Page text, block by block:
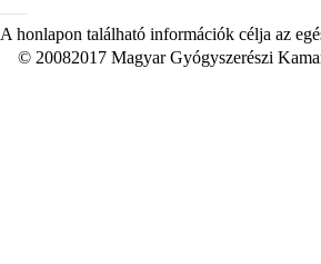
A honlapon található információk célja az
© 20082017 Magyar Gyógyszerészi